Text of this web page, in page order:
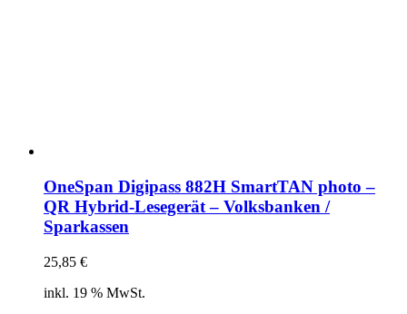
OneSpan Digipass 882H SmartTAN photo –
QR Hybrid-Lesegerät – Volksbanken /
Sparkassen
25,85 €
inkl. 19 % MwSt.